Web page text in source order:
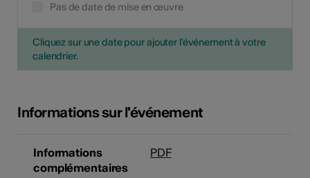
Pas de date de mise en œuvre
Cliquez sur une date pour ajouter l'événement à votre
calendrier.
Informations sur l'événement
Informations
complémentaires
PDF